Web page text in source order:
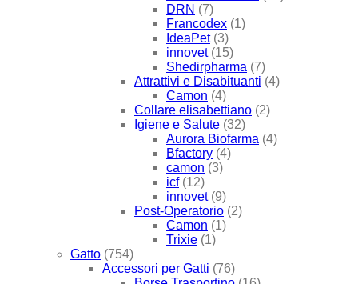
DRN (7)
Francodex (1)
IdeaPet (3)
innovet (15)
Shedirpharma (7)
Attrattivi e Disabituanti (4)
Camon (4)
Collare elisabettiano (2)
Igiene e Salute (32)
Aurora Biofarma (4)
Bfactory (4)
camon (3)
icf (12)
innovet (9)
Post-Operatorio (2)
Camon (1)
Trixie (1)
Gatto (754)
Accessori per Gatti (76)